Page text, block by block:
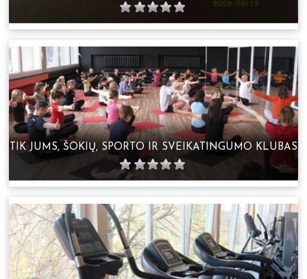
TIK JUMS, ŠOKIŲ, SPORTO IR SVEIKATINGUMO KLUBAS